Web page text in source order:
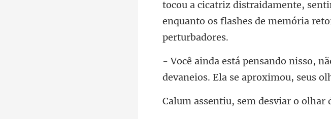
devaneios. Ela se apro
sem desviar o